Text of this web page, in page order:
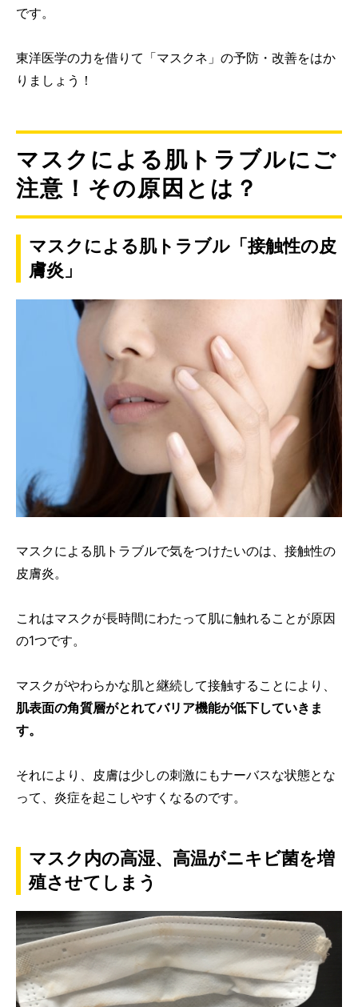
です。
東洋医学の力を借りて「マスクネ」の予防・改善をはか
りましょう！
マスクによる肌トラブルにご
注意！その原因とは？
マスクによる肌トラブル「接触性の皮
膚炎」
マスクによる肌トラブルで気をつけたいのは、接触性の
皮膚炎。
これはマスクが長時間にわたって肌に触れることが原因
の1つです。
マスクがやわらかな肌と継続して接触することにより、
肌表面の角質層がとれてバリア機能が低下していきま
す。
それにより、皮膚は少しの刺激にもナーバスな状態とな
って、炎症を起こしやすくなるのです。
マスク内の高湿、高温がニキビ菌を増
殖させてしまう